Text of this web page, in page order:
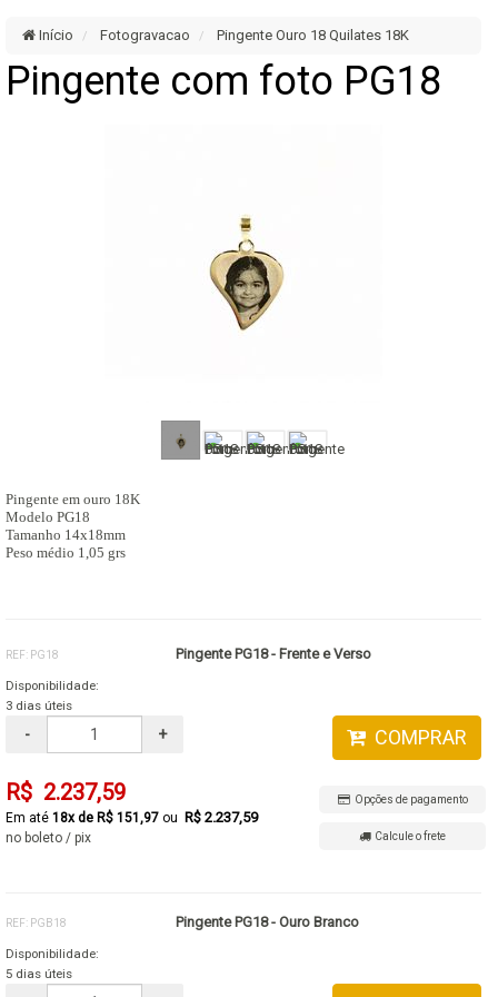
Início Fotogravacao Pingente Ouro 18 Quilates 18K
Pingente com foto PG18
Pingente em ouro 18K
Modelo PG18
Tamanho 14x18mm
Peso médio 1,05 grs
REF: PG18 Pingente PG18 - Frente e Verso
Disponibilidade:
3 dias úteis
- + COMPRAR
R$ 2.237,59
18x de R$ 151,97 R$ 2.237,59
no boleto / pix
Opções de pagamento
Calcule o frete
REF: PGB18 Pingente PG18 - Ouro Branco
Disponibilidade:
5 dias úteis